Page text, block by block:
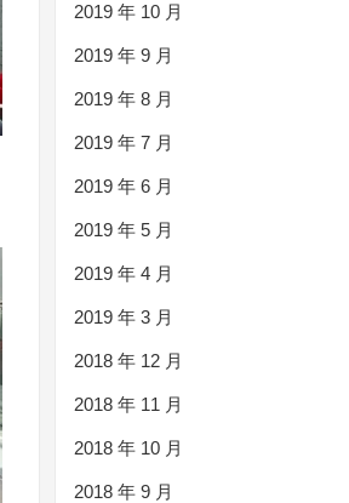
2019 年 10 月
2019 年 9 月
2019 年 8 月
2019 年 7 月
2019 年 6 月
2019 年 5 月
2019 年 4 月
2019 年 3 月
2018 年 12 月
2018 年 11 月
2018 年 10 月
2018 年 9 月